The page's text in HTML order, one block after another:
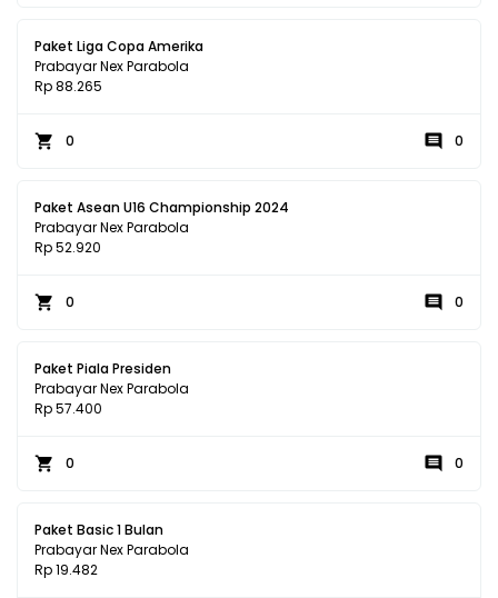
Paket Liga Copa Amerika
Prabayar Nex Parabola
Rp 88.265
0 0
Paket Asean U16 Championship 2024
Prabayar Nex Parabola
Rp 52.920
0 0
Paket Piala Presiden
Prabayar Nex Parabola
Rp 57.400
0 0
Paket Basic 1 Bulan
Prabayar Nex Parabola
Rp 19.482